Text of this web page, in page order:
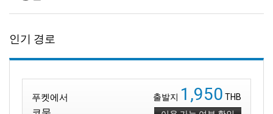
인기 경로
푸켓에서 출발지 1,950 THB